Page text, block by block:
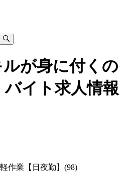
が身に付く の
イト求人情報
作業【日夜勤】(98)